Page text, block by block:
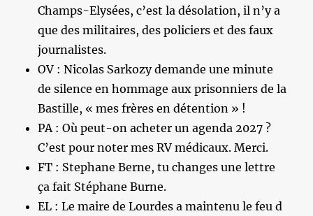
Champs-Elysées, c’est la désolation, il n’y a
que des militaires, des policiers et des faux
journalistes.
OV : Nicolas Sarkozy demande une minute
de silence en hommage aux prisonniers de la
Bastille, « mes frères en détention » !
PA : Où peut-on acheter un agenda 2027 ?
C’est pour noter mes RV médicaux. Merci.
FT : Stephane Berne, tu changes une lettre
ça fait Stéphane Burne.
EL : Le maire de Lourdes a maintenu le feu d